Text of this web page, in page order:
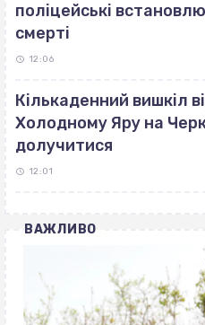
поліцейські
смерті
12:06
Кількаденний вишкіл
Холодному Яру на
долучитися
12:01
ВАЖЛИВО